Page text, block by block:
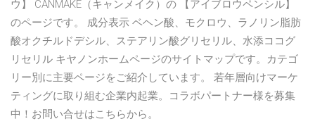
ウ】 CANMAKE（キャンメイク）の 【アイブロウペンシル】
のページです。 成分表示 ベヘン酸、モクロウ、ラノリン脂肪
酸オクチルドデシル、ステアリン酸グリセリル、水添ココグ
リセリル キヤノンホームページのサイトマップです。カテゴ
リー別に主要ページをご紹介しています。 若年層向けマーケ
ティングに取り組む企業内起業。コラボパートナー様を募集
中！お問い合せはこちらから。